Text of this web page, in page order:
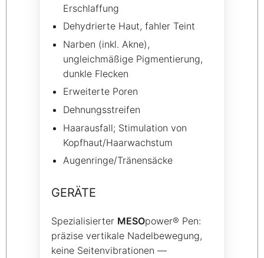
Erschlaffung
Dehydrierte Haut, fahler Teint
Narben (inkl. Akne),
ungleichmäßige Pigmentierung,
dunkle Flecken
Erweiterte Poren
Dehnungsstreifen
Haarausfall; Stimulation von
Kopfhaut/Haarwachstum
Augenringe/Tränensäcke
GERÄTE
Spezialisierter MESOpower® Pen:
präzise vertikale Nadelbewegung,
keine Seitenvibrationen —